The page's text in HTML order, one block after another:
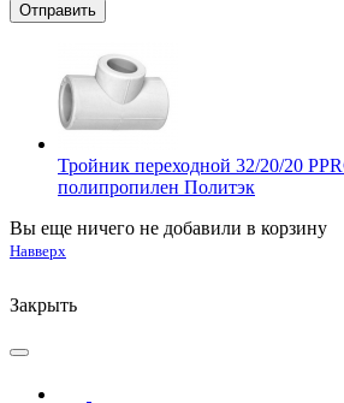
Тройник переходной 32/20/20
полипропилен Политэк
Вы еще ничего не добавили в корзину
Навверх
Закрыть